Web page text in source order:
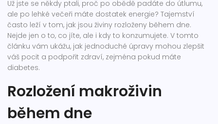
Už jste se někdy ptali, proč po obědě padáte do útlumu,
ale po lehké večeři máte dostatek energie? Tajemství
často leží v tom, jak jsou živiny rozloženy během dne.
Nejde jen o to, co jíte, ale i kdy to konzumujete. V tomto
článku vám ukážu, jak jednoduché úpravy mohou zlepšit
váš pocit a podpořit zdraví, zejména pokud máte
diabetes.
Rozložení makroživin
během dne